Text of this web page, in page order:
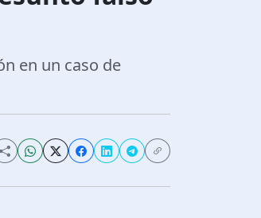
en un caso de